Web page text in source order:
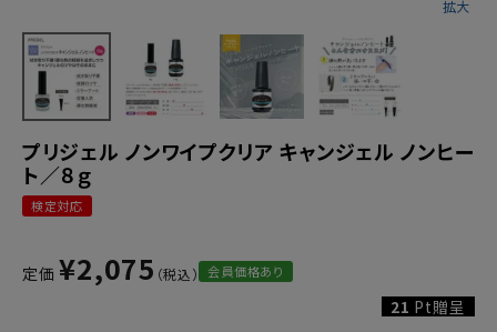
プリジェル ノンワイプクリア キャンジェル ノンヒー
ト／８ｇ
検定対応
定価 ¥2,075 会員価格あり
21 Pt贈呈